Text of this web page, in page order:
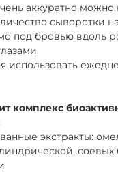
аккуратно можно
сыворотки
под бровью вдоль
использовать
комплекс
экстракты:
соевых